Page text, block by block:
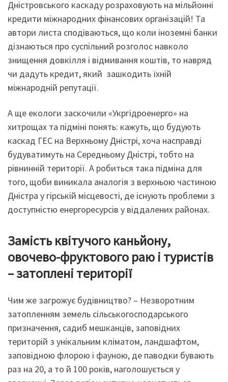
Дністровського каскаду розраховують на мільйонні
кредити міжнародних фінансових організацій! Та
автори листа сподіваються, що коли іноземні банки
дізнаються про суспільний розголос навколо
знищення довкілля і відмивання коштів, то навряд
чи дадуть кредит, який зашкодить їхній
міжнародній репутації.
А ще екологи заскочили «Укргідроенерго» на
хитрощах та підміні понять: кажуть, що будують
каскад ГЕС на Верхньому Дністрі, хоча насправді
будуватимуть на Середньому Дністрі, тобто на
рівнинній території. А робиться така підміна для
того, щоби виникала аналогія з верхньою частиною
Дністра у гірській місцевості, де існують проблеми з
доступністю енергоресурсів у віддалених районах.
Замість квітучого каньйону,
овочево-фруктового раю і туристів
– затоплені території
Чим же загрожує будівництво? – Незворотним
затопленням земель сільськогосподарського
призначення, садиб мешканців, заповідних
територій з унікальним кліматом, ландшафтом,
заповідною флорою і фауною, де паводки бувають
раз на 20, а то й 100 років, наголошується у